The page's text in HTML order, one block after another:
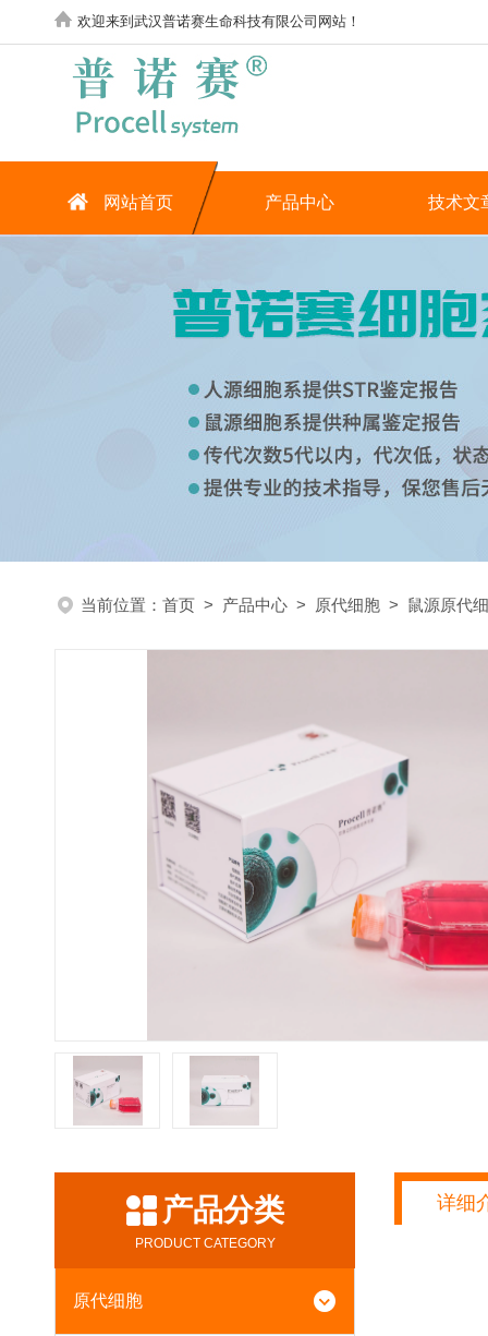
欢迎来到武汉普诺赛生命科技有限公司网站！
网站首页 产品中心 技术文
当前位置： 首页 > 产品中心 > 原代细胞 > 鼠源原代
产品分类
PRODUCT CATEGORY
原代细胞
详细